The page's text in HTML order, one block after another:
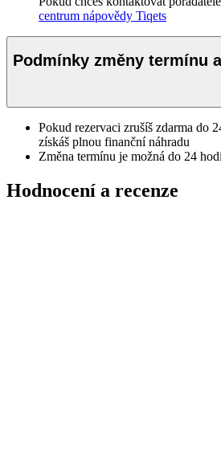
centrum nápovědy Tiqets
Podmínky změny termínu
Pokud rezervaci zrušíš zdarma do
získáš plnou finanční náhradu
Změna termínu je možná do 24
Hodnocení a recenze